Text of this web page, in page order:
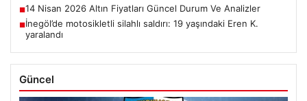
■14 Nisan 2026 Altın Fiyatları Güncel Durum Ve Analizler
■İnegöl’de motosikletli silahlı saldırı: 19 yaşındaki Eren K.
yaralandı
Güncel